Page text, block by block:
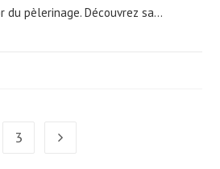
du pèlerinage. Découvrez sa…
3 Aller à la page suivante